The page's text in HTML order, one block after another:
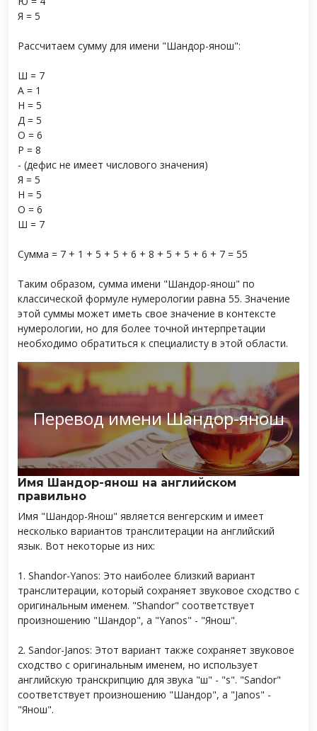
Я = 5
Рассчитаем сумму для имени "Шандор-янош":
Ш = 7
А = 1
Н = 5
Д = 5
О = 6
Р = 8
- (дефис не имеет числового значения)
Я = 5
Н = 5
О = 6
Ш = 7
Сумма = 7 + 1 + 5 + 5 + 6 + 8 + 5 + 5 + 6 + 7 = 55
Таким образом, сумма имени "Шандор-янош" по
классической формуле нумерологии равна 55. Значение
этой суммы может иметь свое значение в контексте
нумерологии, но для более точной интерпретации
необходимо обратиться к специалисту в этой области.
Перевод имени Шандор-янош
Имя Шандор-янош на английском
правильно
Имя "Шандор-Янош" является венгерским и имеет
несколько вариантов транслитерации на английский
язык. Вот некоторые из них:
1. Shandor-Yanos: Это наиболее близкий вариант
транслитерации, который сохраняет звуковое сходство с
оригинальным именем. "Shandor" соответствует
произношению "Шандор", а "Yanos" - "Янош".
2. Sandor-Janos: Этот вариант также сохраняет звуковое
сходство с оригинальным именем, но использует
английскую транскрипцию для звука "ш" - "s". "Sandor"
соответствует произношению "Шандор", а "Janos" -
"Янош".